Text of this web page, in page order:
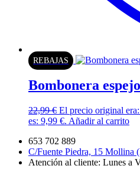
REBAJAS
Bombonera
22,99€ El precio original
es: 9,99 €. Añadir al carrito
653 702 889
C/Fuente Piedra, 15 Mollina
Atención al cliente: Lunes a